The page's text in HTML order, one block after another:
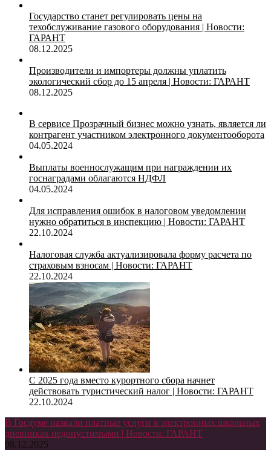
Государство станет регулировать цены на
техобслуживание газового оборудования | Новости:
ГАРАНТ
08.12.2025
Производители и импортеры должны уплатить
экологический сбор до 15 апреля | Новости: ГАРАНТ
08.12.2025
В сервисе Прозрачный бизнес можно узнать, является ли
контрагент участником электронного документооборота
04.05.2024
Выплаты военнослужащим при награждении их
госнаградами облагаются НДФЛ
04.05.2024
Для исправления ошибок в налоговом уведомлении
нужно обратиться в инспекцию | Новости: ГАРАНТ
22.10.2024
Налоговая служба актуализировала форму расчета по
страховым взносам | Новости: ГАРАНТ
22.10.2024
С 2025 года вместо курортного сбора начнет
действовать туристический налог | Новости: ГАРАНТ
22.10.2024
В Госдуме назвали платные услуги в электронных школьных
дневниках недопустимыми | Новости: ГАРАНТ
08.12.2025